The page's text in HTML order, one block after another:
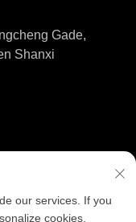
Gade,
Shanxi
our services. If you
cookies.